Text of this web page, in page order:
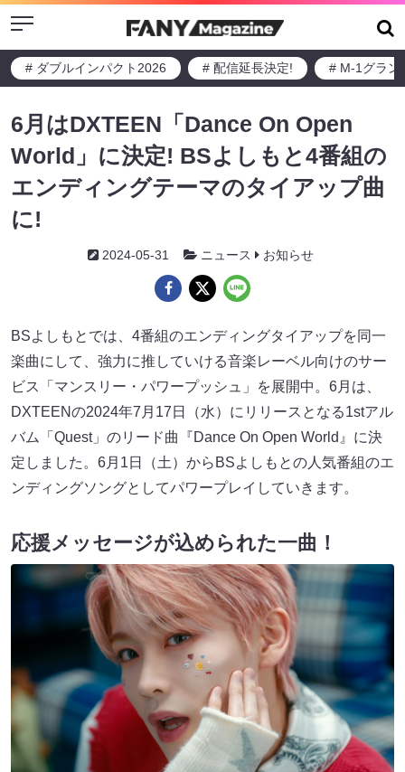
Menu
# ダブルインパクト2026 # 配信延長決定! # M-1グラン
6月はDXTEEN「Dance On Open
World」に決定! BSよしもと4番組の
エンディングテーマのタイアップ曲
に!
2024-05-31 ニュース お知らせ
BSよしもとでは、4番組のエンディングタイアップを同一
楽曲にして、強力に推していける音楽レーベル向けのサー
ビス「マンスリー・パワープッシュ」を展開中。6月は、
DXTEENの2024年7月17日（水）にリリースとなる1stアル
バム「Quest」のリード曲『Dance On Open World』に決
定しました。6月1日（土）からBSよしもとの人気番組のエ
ンディングソングとしてパワープレイしていきます。
応援メッセージが込められた一曲！